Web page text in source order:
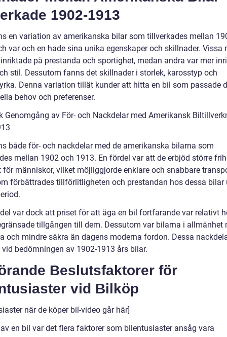
1902-1913
en variation av amerikanska bilar som tillverkades mellan
var och en hade sina unika egenskaper och skillnader. Vissa
på prestanda och sportighet, medan andra var mer
stil. Dessutom fanns det skillnader i storlek, karosstyp och
Denna variation tillät kunder att hitta en bil som passade
behov och preferenser.
Genomgång av För- och Nackdelar med Amerikansk
både för- och nackdelar med de amerikanska bilarna som
mellan 1902 och 1913. En fördel var att de erbjöd större
för människor, vilket möjliggjorde enklare och snabbare
förbättrades tillförlitligheten och prestandan hos dessa bilar
var dock att priset för att äga en bil fortfarande var relativt
tillgången till dem. Dessutom var bilarna i allmänhet
och mindre säkra än dagens moderna fordon. Dessa
bedömningen av 1902-1913 års bilar.
Beslutsfaktorer för
vid Bilköp
när de köper bil-video går här]
en bil var det flera faktorer som bilentusiaster ansåg vara